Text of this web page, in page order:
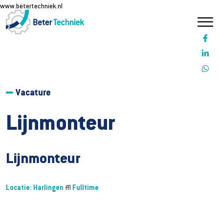
www.betertechniek.nl
Vacature
Lijnmonteur
Lijnmonteur
Locatie: Harlingen | Fulltime